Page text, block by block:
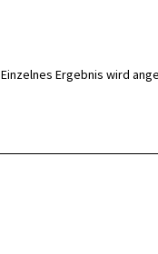
Einzelnes Ergebnis wird